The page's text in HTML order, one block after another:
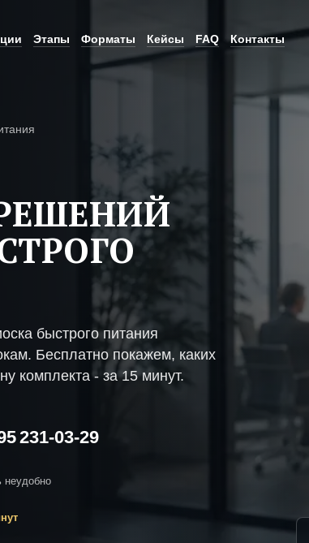
Этапы Форматы Кейсы FAQ Контакты
быстрого питания
Бесплатно покажем, каких
комплекта - за 15 минут.
231-03-29
неудобно